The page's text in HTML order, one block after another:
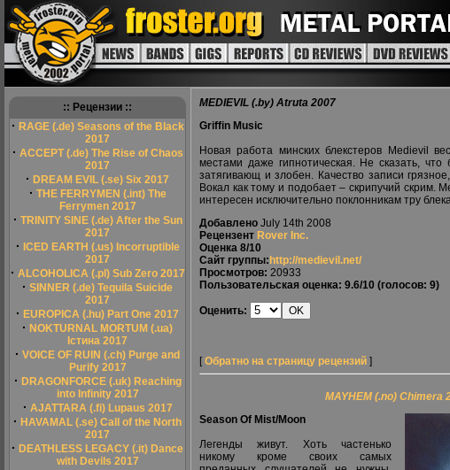
:: Рецензии ::
· RAGE (.de) Seasons of the Black
2017
· ACCEPT (.de) The Rise of Chaos
2017
· DREAM EVIL (.se) Six 2017
· THE FERRYMEN (.int) The
Ferrymen 2017
· TRINITY SINE (.de) After the Sun
2017
· ICED EARTH (.us) Incorruptible
2017
· ALCOHOLICA (.pl) Sub Zero 2017
· SINNER (.de) Tequila Suicide
2017
· EUROPICA (.hu) Part One 2017
· NOKTURNAL MORTUM (.ua)
Істина 2017
· VOICE OF RUIN (.ch) Purge and
Purify 2017
· DRAGONFORCE (.uk) Reaching
into Infinity 2017
· AJATTARA (.fi) Lupaus 2017
· HAVAMAL (.se) Call of the North
2017
· DEATHLESS LEGACY (.it) Dance
with Devils 2017
MEDIEVIL (.by) Atruta 2007
Griffin Music
Новая работа минских блекстеров Medievil
местами даже гипнотическая. Не сказать,
затягивающ и злобен. Качество записи
Вокал как тому и подобает – скрипучий скрим.
интересен исключительно поклонникам тру
Добавлено July 14th 2008
Рецензент Rover Inc.
Оценка 8/10
Сайт группы: http://medievil.net/
Просмотров: 20933
Пользовательская оценка: 9.6/10 (голосов: 9)
Оценить:
[Обратно на страницу рецензий ]
MAYHEM (.no) Chimera
Season Of Mist/Moon
Легенды живут. Хоть частенько
никому кроме своих самых